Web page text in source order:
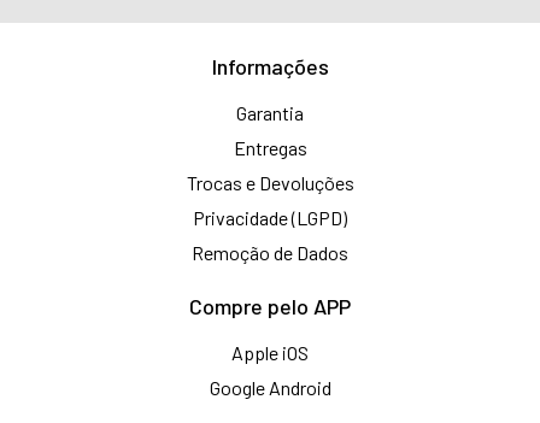
Informações
Garantia
Entregas
Trocas e Devoluções
Privacidade (LGPD)
Remoção de Dados
Compre pelo APP
Apple iOS
Google Android